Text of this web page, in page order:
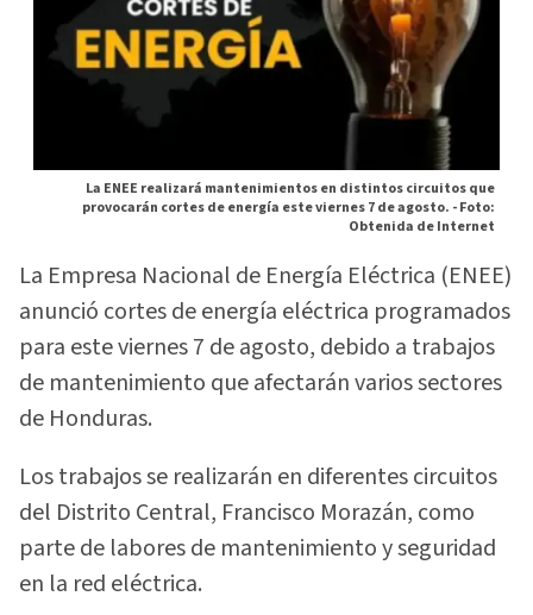
La ENEE realizará mantenimientos en distintos circuitos que
provocarán cortes de energía este viernes 7 de agosto. -Foto:
Obtenida de Internet
La Empresa Nacional de Energía Eléctrica (ENEE)
anunció cortes de energía eléctrica programados
para este viernes 7 de agosto, debido a trabajos
de mantenimiento que afectarán varios sectores
de Honduras.
Los trabajos se realizarán en diferentes circuitos
del Distrito Central, Francisco Morazán, como
parte de labores de mantenimiento y seguridad
en la red eléctrica.